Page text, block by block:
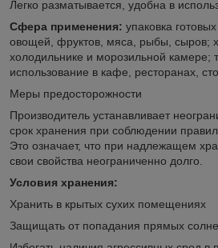
Легко разматывается, удобна в
Сфера применения: упаковка
овощей, фруктов, мяса, рыбы, сыров;
холодильнике и морозильной камере;
использование в кафе, ресторанах,
Меры предосторожности
Производитель устанавливает
срок хранения при соблюдении
Это означает, что при надлежащем
свои свойства неограниченно долго.
Условия хранения:
Хранить в крытых сухих помещениях
Защищать от попадания прямых